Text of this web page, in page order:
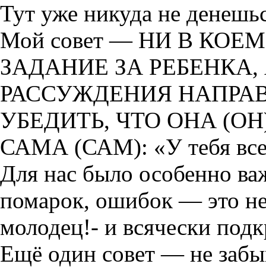
Тут уже никуда не
Мой совет — НИ В
ЗАДАНИЕ ЗА
РАССУЖДЕНИЯ
УБЕДИТЬ, ЧТО ОНА
САМА (САМ): «У тебя все
Для нас было особенно
помарок, ошибок — это
молодец!- и всячески
Ещё один совет — не